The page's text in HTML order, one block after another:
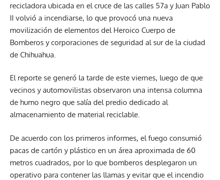
recicladora ubicada en el cruce de las calles 57a y Juan Pablo
II volvió a incendiarse, lo que provocó una nueva
movilización de elementos del Heroico Cuerpo de
Bomberos y corporaciones de seguridad al sur de la ciudad
de Chihuahua.
El reporte se generó la tarde de este viernes, luego de que
vecinos y automovilistas observaron una intensa columna
de humo negro que salía del predio dedicado al
almacenamiento de material reciclable.
De acuerdo con los primeros informes, el fuego consumió
pacas de cartón y plástico en un área aproximada de 60
metros cuadrados, por lo que bomberos desplegaron un
operativo para contener las llamas y evitar que el incendio